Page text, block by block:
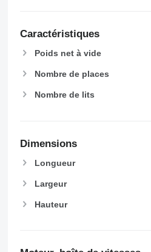
Caractéristiques
Poids net à vide
Nombre de places
Nombre de lits
Dimensions
Longueur
Largeur
Hauteur